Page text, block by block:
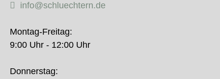
info@schluechtern.de
Montag-Freitag:
9:00 Uhr - 12:00 Uhr
Donnerstag: